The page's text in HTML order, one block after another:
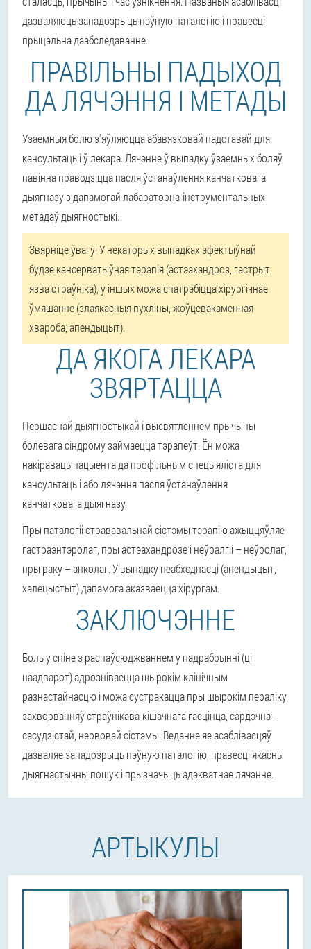
дазваляюць западозрыць пэўную паталогію і правесці
прыцэльна даабследаванне.
ПРАВІЛЬНЫ ПАДЫХОД
ДА ЛЯЧЭННЯ І МЕТАДЫ
Узаемныя болю з'яўляюцца абавязковай падставай для
кансультацыі ў лекара. Лячэнне ў выпадку ўзаемных боляў
павінна праводзіцца пасля ўстанаўлення канчатковага
дыягназу з дапамогай лабараторна-інструментальных
метадаў дыягностыкі.
Звярніце ўвагу! У некаторых выпадках эфектыўнай
будзе кансерватыўная тэрапія (астэахандроз, гастрыт,
язва страўніка), у іншых можа спатрэбіцца хірургічнае
ўмяшанне (злаякасныя пухліны, жоўцевакаменная
хвароба, апендыцыт).
ДА ЯКОГА ЛЕКАРА
ЗВЯРТАЦЦА
Першаснай дыягностыкай і высвятленнем прычыны
болевага сіндрому займаецца тэрапеўт. Ён можа
накіраваць пацыента да профільным спецыяліста для
кансультацыі або лячэння пасля ўстанаўлення
канчатковага дыягназу.
Пры паталогіі стрававальнай сістэмы тэрапію ажыццяўляе
гастраэнтэролаг, пры астэахандрозе і неўралгіі – неўролаг,
пры раку – анколаг. У выпадку неабходнасці (апендыцыт,
халецыстыт) дапамога аказваецца хірургам.
ЗАКЛЮЧЭННЕ
Боль у спіне з распаўсюджваннем у падрабрынні (ці
наадварот) адрозніваецца шырокім клінічным
разнастайнасцю і можа сустракацца пры шырокім пераліку
захворванняў страўнікава-кішачнага гасцінца, сардэчна-
сасудзістай, нервовай сістэмы. Веданне яе асаблівасцяў
дазваляе западозрыць пэўную паталогію, правесці якасны
дыягнастычны пошук і прызначыць адэкватнае лячэнне.
АРТЫКУЛЫ